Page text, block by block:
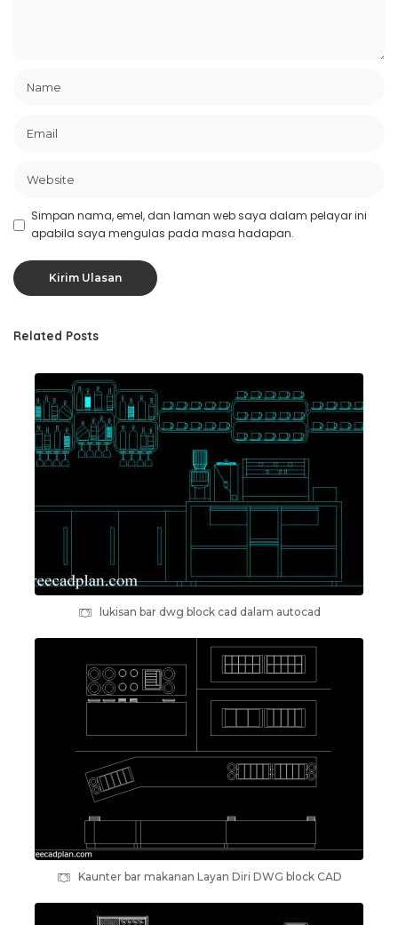
Simpan nama, emel, dan laman web saya dalam pelayar ini
apabila saya mengulas pada masa hadapan.
Related Posts
lukisan bar dwg block cad dalam autocad
Kaunter bar makanan Layan Diri DWG block CAD